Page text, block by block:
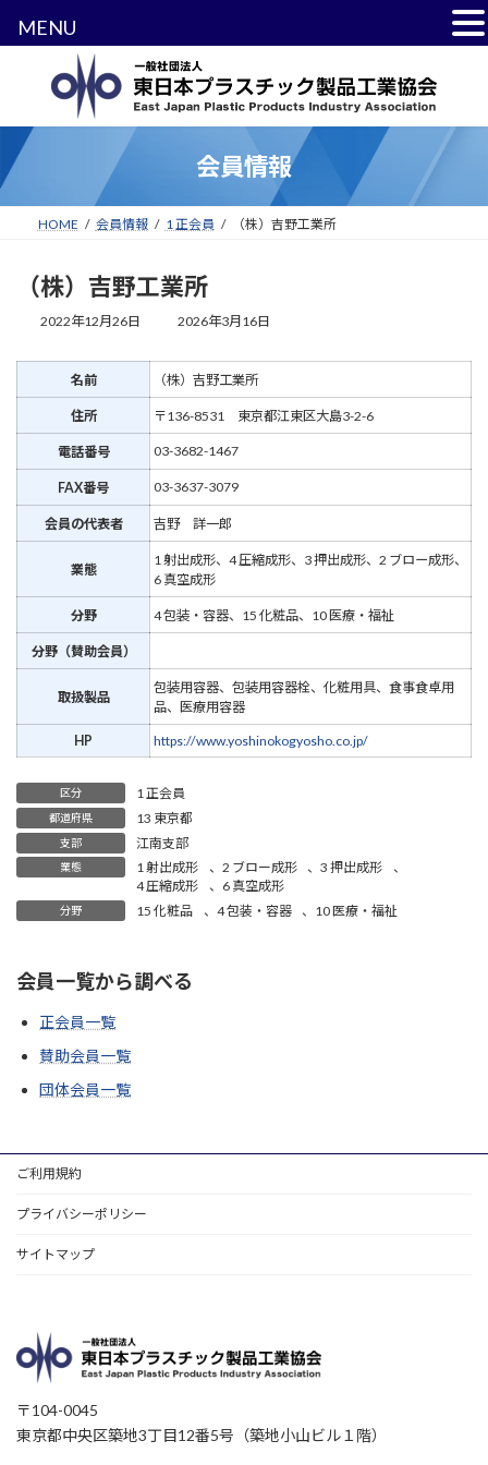
へ
ス
キ
ョ
ン
に
会員情報
HOME 会員情報 1 正会員 （株）吉野工業所
（株）吉野工業所
2022年12月26日
最
更
新
日
時
:
2026年3月16日
名前 （株）吉野工業所
住所 〒136-8531 東京都江東区大島3-2-6
電話番号 03-3682-1467
FAX番号 03-3637-3079
会員の代表者 吉野 詳一郎
業態
1 射出成形、4 圧縮成形、3 押出成形、2 ブロー成形、
6 真空成形
分野 4 包装・容器、15 化粧品、10 医療・福祉
分野（賛助会員）
取扱製品
包装用容器、包装用容器栓、化粧用具、食事食卓用
品、医療用容器
HP https://www.yoshinokogyosho.co.jp/
区分 1 正会員
都道府県 13 東京都
支部 江南支部
業態 1 射出成形 、 2 ブロー成形 、3 押出成形
、
4 圧縮成形
、 6 真空成形
分野 15 化粧品 、 4 包装・容器 、 10 医療・福祉
会員一覧から調べる
正会員一覧
賛助会員一覧
団体会員一覧
ご利用規約
プライバシーポリシー
サイトマップ
〒104-0045
東京都中央区築地3丁目12番5号（築地小山ビル１階）
MENU